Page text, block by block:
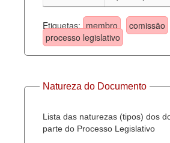
Etiquetas: membro comissão
processo legislativo
Natureza do Documento
Lista das naturezas (tipos) dos
parte do Processo Legislativo